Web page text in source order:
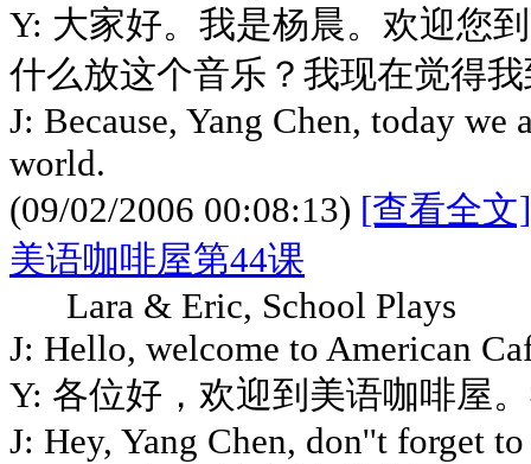
Y: 大家好。我是杨晨。欢迎您
什么放这个音乐？我现在觉得
J: Because, Yang Chen, today
world.
(09/02/2006 00:08:13) [查看全文]
美语咖啡屋第44课
Lara & Eric, School Plays
J: Hello, welcome to American
Y: 各位好，欢迎到美语咖啡屋
J: Hey, Yang Chen, don''t forget